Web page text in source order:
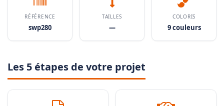
RÉFÉRENCE
swp280
TAILLES
—
COLORIS
9 couleurs
Les 5 étapes de votre projet